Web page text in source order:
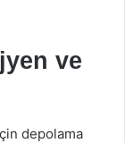
ve
depolama